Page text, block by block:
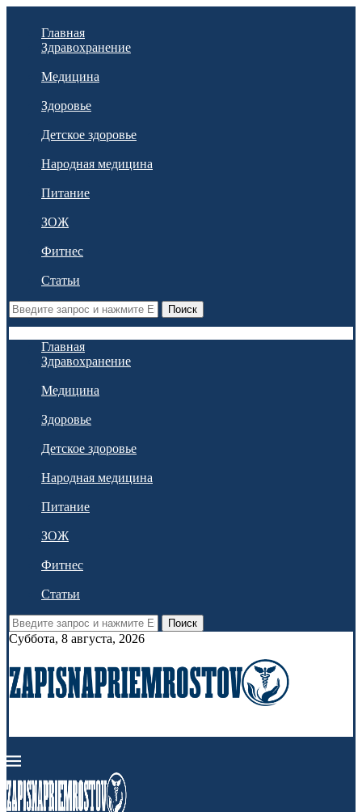
Главная
Здравохранение
Медицина
Здоровье
Детское здоровье
Народная медицина
Питание
ЗОЖ
Фитнес
Статьи
Поиск
Главная
Здравохранение
Медицина
Здоровье
Детское здоровье
Народная медицина
Питание
ЗОЖ
Фитнес
Статьи
Поиск
Суббота, 8 августа, 2026